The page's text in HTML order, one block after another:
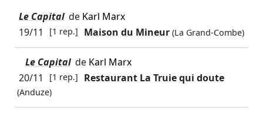
Le Capital de Karl Marx
19/11
[1 rep.] Maison du Mineur (La Grand-Combe)
Le Capital de Karl Marx
20/11
[1 rep.] Restaurant La Truie qui doute
(Anduze)